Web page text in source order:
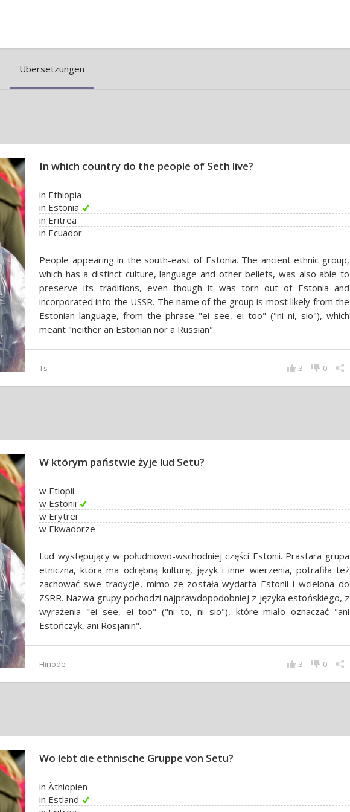
Übersetzungen
In which country do the people of Seth live?
in Ethiopia
in Estonia
in Eritrea
in Ecuador
People appearing in the south-east of Estonia. The ancient ethnic group,
which has a distinct culture, language and other beliefs, was also able to
preserve its traditions, even though it was torn out of Estonia and
incorporated into the USSR. The name of the group is most likely from the
Estonian language, from the phrase "ei see, ei too" ("ni ni, sio"), which
meant "neither an Estonian nor a Russian".
Ts 0
3
W którym państwie żyje lud Setu?
w Etiopii
w Estonii
w Erytrei
w Ekwadorze
Lud występujący w południowo-wschodniej części Estonii. Prastara grupa
etniczna, która ma odrębną kulturę, język i inne wierzenia, potrafiła też
zachować swe tradycje, mimo że została wydarta Estonii i wcielona do
ZSRR. Nazwa grupy pochodzi najprawdopodobniej z języka estońskiego, z
wyrażenia "ei see, ei too" ("ni to, ni sio"), które miało oznaczać "ani
Estończyk, ani Rosjanin".
Hinode 0
3
Wo lebt die ethnische Gruppe von Setu?
in Äthiopien
in Estland